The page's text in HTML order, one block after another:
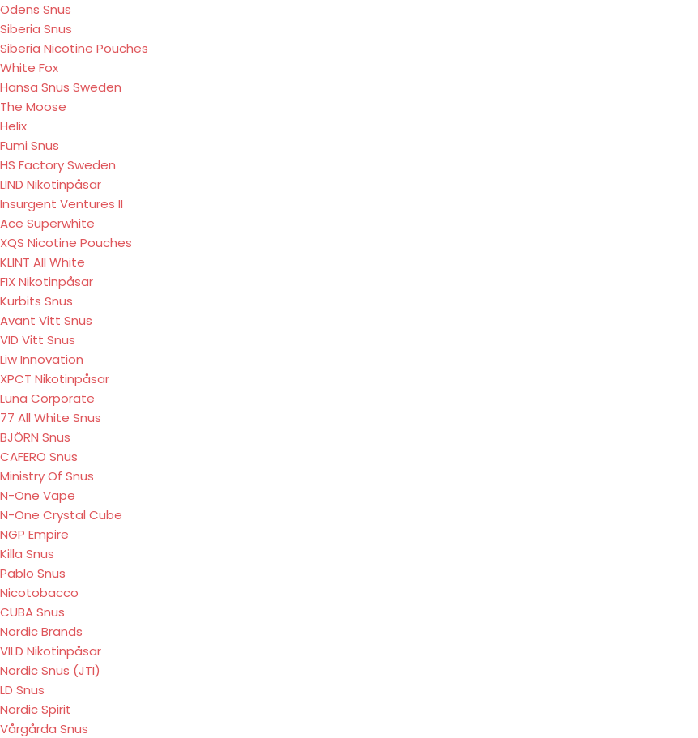
Odens Snus
Siberia Snus
Siberia Nicotine Pouches
White Fox
Hansa Snus Sweden
The Moose
Helix
Fumi Snus
HS Factory Sweden
LIND Nikotinpåsar
Insurgent Ventures II
Ace Superwhite
XQS Nicotine Pouches
KLINT All White
FIX Nikotinpåsar
Kurbits Snus
Avant Vitt Snus
VID Vitt Snus
Liw Innovation
XPCT Nikotinpåsar
Luna Corporate
77 All White Snus
BJÖRN Snus
CAFERO Snus
Ministry Of Snus
N-One Vape
N-One Crystal Cube
NGP Empire
Killa Snus
Pablo Snus
Nicotobacco
CUBA Snus
Nordic Brands
VILD Nikotinpåsar
Nordic Snus (JTI)
LD Snus
Nordic Spirit
Vårgårda Snus